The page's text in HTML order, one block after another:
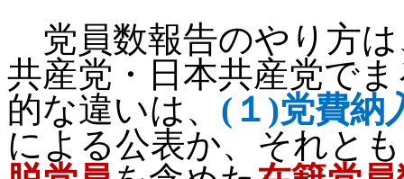
党員数報告のやり方
共産党・日本共産党で
的な違いは、 ( １ )党費納
による公表か、それと